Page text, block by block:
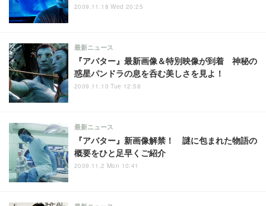
2009.11.18 Wed 20:25
『アバター』最新画像＆特別映像が到着 神秘の
惑星パンドラの息を呑む美しさを見よ！
最新ニュース
2009.11.10 Tue 12:58
『アバター』新画像解禁！ 謎に包まれた物語の
概要をひと足早くご紹介
最新ニュース
2009.11.2 Mon 10:41